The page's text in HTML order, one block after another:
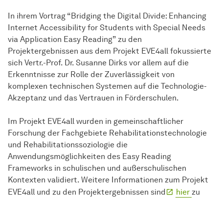
In ihrem Vortrag “Bridging the Digital Divide: Enhancing
Internet Accessibility for Students with Special Needs
via Application Easy Reading” zu den
Projektergebnissen aus dem Projekt EVE4all fokussierte
sich Vertr.-Prof. Dr. Susanne Dirks vor allem auf die
Erkenntnisse zur Rolle der Zuverlässigkeit von
komplexen technischen Systemen auf die Technologie-
Akzeptanz und das Vertrauen in Förderschulen.
Im Projekt EVE4all wurden in gemeinschaftlicher
Forschung der Fachgebiete Reha­bilitations­technologie
und Rehabilitationssoziologie die
Anwendungsmöglichkeiten des Easy Reading
Frameworks in schulischen und außerschulischen
Kontexten validiert. Weitere Informationen zum Projekt
EVE4all und zu den Projektergebnissen sind
hier zu